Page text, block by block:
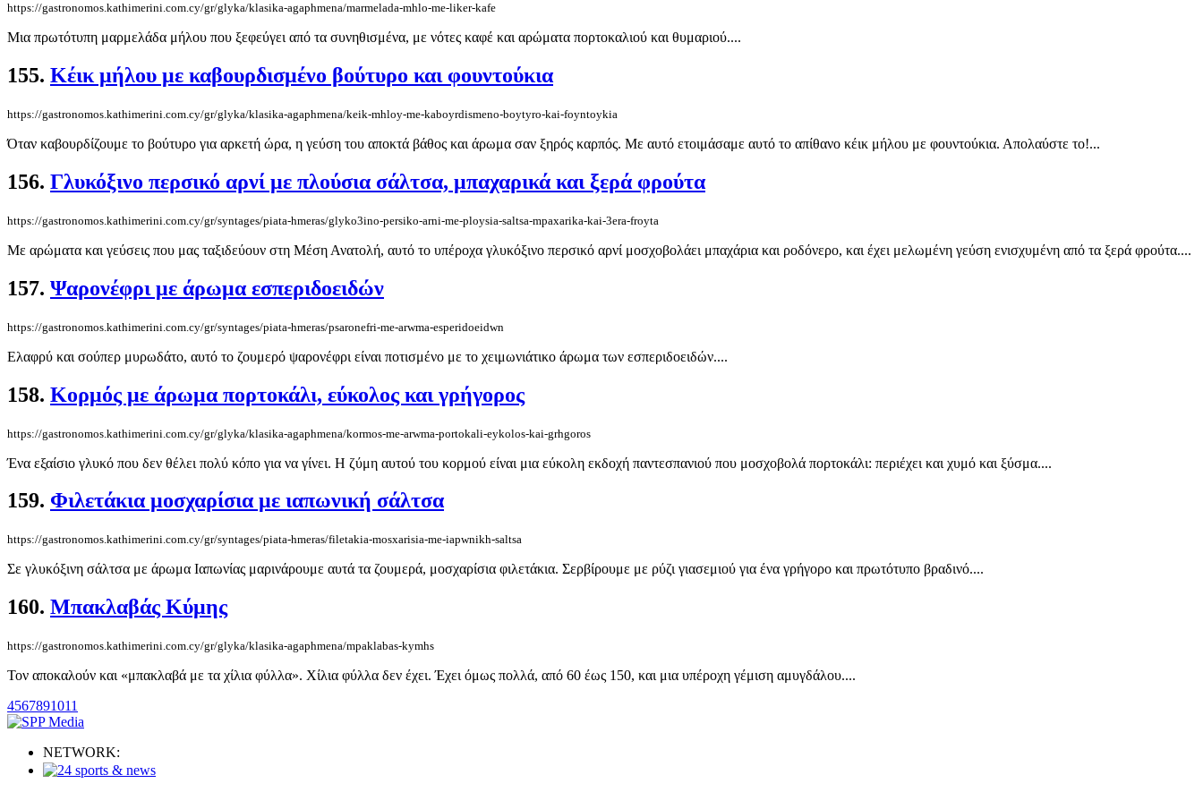
https://gastronomos.kathimerini.com.cy/gr/glyka/klasika-agaphmena/marmelada-mhlo-me-liker-kafe
Μια πρωτότυπη μαρμελάδα μήλου που ξεφεύγει από τα συνηθισμένα, με νότες καφέ και αρώματα πορτοκαλιού και θυμαριού....
155. Κέικ μήλου με καβουρδισμένο βούτυρο και φουντούκια
https://gastronomos.kathimerini.com.cy/gr/glyka/klasika-agaphmena/keik-mhloy-me-kaboyrdismeno-boytyro-kai-foyntoykia
Όταν καβουρδίζουμε το βούτυρο για αρκετή ώρα, η γεύση του αποκτά βάθος και άρωμα σαν ξηρός καρπός. Με αυτό ετοιμάσαμε αυτό το απίθανο κέικ μήλου με φουντούκια. Απολαύστε το!...
156. Γλυκόξινο περσικό αρνί με πλούσια σάλτσα, μπαχαρικά και ξερά φρούτα
https://gastronomos.kathimerini.com.cy/gr/syntages/piata-hmeras/glyko3ino-persiko-arni-me-ploysia-saltsa-mpaxarika-kai-3era-froyta
Με αρώματα και γεύσεις που μας ταξιδεύουν στη Μέση Ανατολή, αυτό το υπέροχα γλυκόξινο περσικό αρνί μοσχοβολάει μπαχάρια και ροδόνερο, και έχει μελωμένη γεύση ενισχυμένη από τα ξερά φρούτα....
157. Ψαρονέφρι με άρωμα εσπεριδοειδών
https://gastronomos.kathimerini.com.cy/gr/syntages/piata-hmeras/psaronefri-me-arwma-esperidoeidwn
Ελαφρύ και σούπερ μυρωδάτο, αυτό το ζουμερό ψαρονέφρι είναι ποτισμένο με το χειμωνιάτικο άρωμα των εσπεριδοειδών....
158. Κορμός με άρωμα πορτοκάλι, εύκολος και γρήγορος
https://gastronomos.kathimerini.com.cy/gr/glyka/klasika-agaphmena/kormos-me-arwma-portokali-eykolos-kai-grhgoros
Ένα εξαίσιο γλυκό που δεν θέλει πολύ κόπο για να γίνει. Η ζύμη αυτού του κορμού είναι μια εύκολη εκδοχή παντεσπανιού που μοσχοβολά πορτοκάλι: περιέχει και χυμό και ξύσμα....
159. Φιλετάκια μοσχαρίσια με ιαπωνική σάλτσα
https://gastronomos.kathimerini.com.cy/gr/syntages/piata-hmeras/filetakia-mosxarisia-me-iapwnikh-saltsa
Σε γλυκόξινη σάλτσα με άρωμα Ιαπωνίας μαρινάρουμε αυτά τα ζουμερά, μοσχαρίσια φιλετάκια. Σερβίρουμε με ρύζι γιασεμιού για ένα γρήγορο και πρωτότυπο βραδινό....
160. Μπακλαβάς Κύμης
https://gastronomos.kathimerini.com.cy/gr/glyka/klasika-agaphmena/mpaklabas-kymhs
Τον αποκαλούν και «μπακλαβά με τα χίλια φύλλα». Χίλια φύλλα δεν έχει. Έχει όμως πολλά, από 60 έως 150, και μια υπέροχη γέμιση αμυγδάλου....
4567891011
NETWORK: